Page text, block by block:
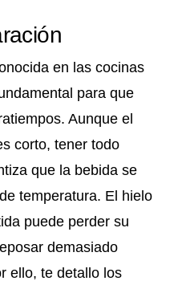
en las cocinas
para que
Aunque el
corto, tener todo
que la bebida se
temperatura. El hielo
puede perder su
demasiado
ello, te detallo los